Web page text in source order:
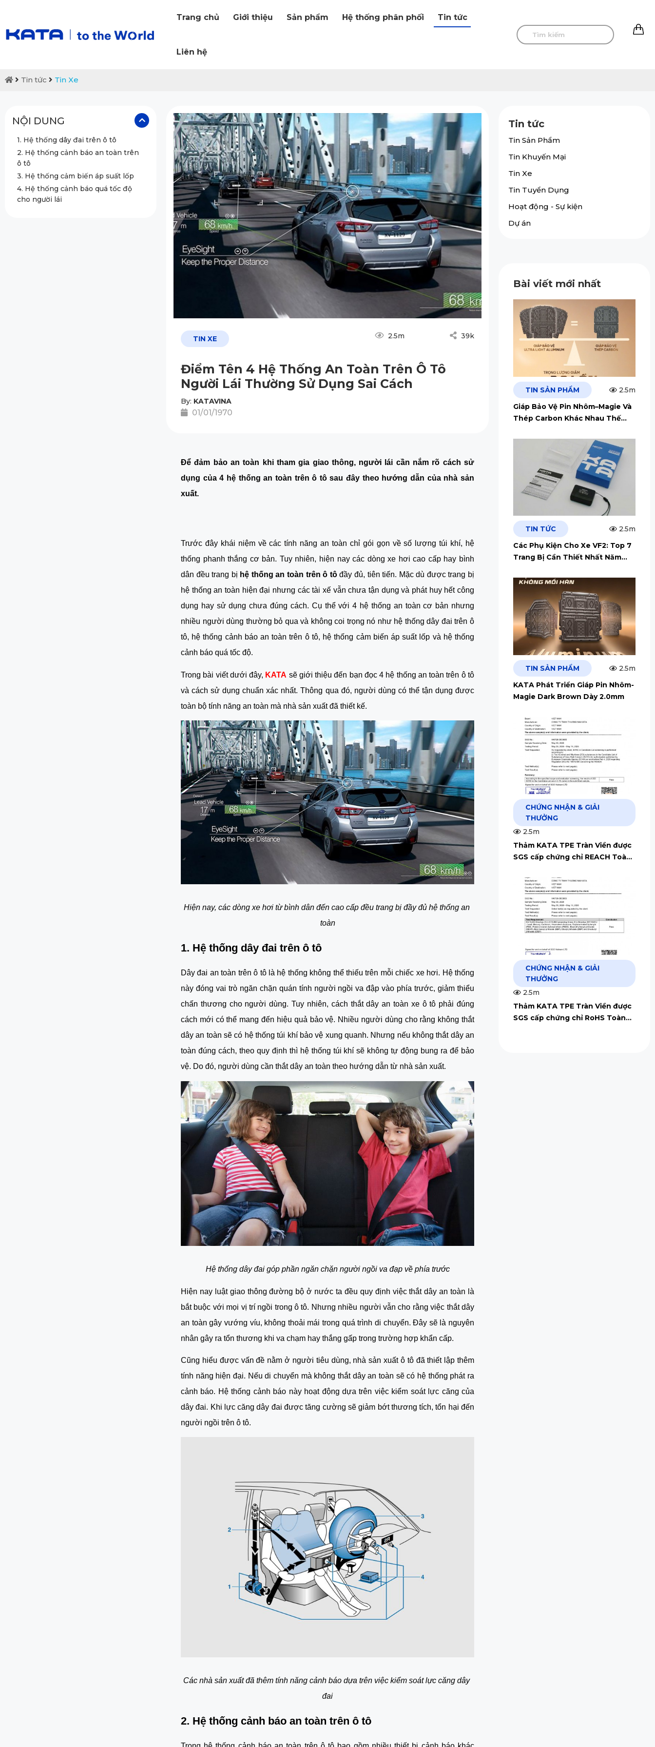
Trang chủ Giới thiệu Sản phẩm Hệ thống phân phối Tin tức
Liên hệ
Tin tức Tin Xe
NỘI DUNG
1. Hệ thống dây đai trên ô tô
2. Hệ thống cảnh báo an toàn trên
ô tô
3. Hệ thống cảm biến áp suất lốp
4. Hệ thống cảnh báo quá tốc độ
cho người lái
TIN XE 2.5m 39k
Điểm Tên 4 Hệ Thống An Toàn Trên Ô Tô
Người Lái Thường Sử Dụng Sai Cách
By: KATAVINA
01/01/1970
Để đảm bảo an toàn khi tham gia giao thông, người lái cần nắm rõ cách sử
dụng của 4 hệ thống an toàn trên ô tô sau đây theo hướng dẫn của nhà sản
xuất.
Trước đây khái niệm về các tính năng an toàn chỉ gói gọn về số lượng túi khí, hệ
thống phanh thắng cơ bản. Tuy nhiên, hiện nay các dòng xe hơi cao cấp hay bình
dân đều trang bị hệ thống an toàn trên ô tô đầy đủ, tiên tiến. Mặc dù được trang bị
hệ thống an toàn hiện đại nhưng các tài xế vẫn chưa tận dụng và phát huy hết công
dụng hay sử dụng chưa đúng cách. Cụ thể với 4 hệ thống an toàn cơ bản nhưng
nhiều người dùng thường bỏ qua và không coi trọng nó như hệ thống dây đai trên ô
tô, hệ thống cảnh báo an toàn trên ô tô, hệ thống cảm biến áp suất lốp và hệ thống
cảnh báo quá tốc độ.
Trong bài viết dưới đây, KATA sẽ giới thiệu đến bạn đọc 4 hệ thống an toàn trên ô tô
và cách sử dụng chuẩn xác nhất. Thông qua đó, người dùng có thể tận dụng được
toàn bộ tính năng an toàn mà nhà sản xuất đã thiết kế.
Hiện nay, các dòng xe hơi từ bình dân đến cao cấp đều trang bị đầy đủ hệ thống an
toàn
1. Hệ thống dây đai trên ô tô
Dây đai an toàn trên ô tô là hệ thống không thể thiếu trên mỗi chiếc xe hơi. Hệ thống
này đóng vai trò ngăn chặn quán tính người ngồi va đập vào phía trước, giảm thiểu
chấn thương cho người dùng. Tuy nhiên, cách thắt dây an toàn xe ô tô phải đúng
cách mới có thể mang đến hiệu quả bảo vệ. Nhiều người dùng cho rằng không thắt
dây an toàn sẽ có hệ thống túi khí bảo vệ xung quanh. Nhưng nếu không thắt dây an
toàn đúng cách, theo quy định thì hệ thống túi khí sẽ không tự động bung ra để bảo
vệ. Do đó, người dùng cần thắt dây an toàn theo hướng dẫn từ nhà sản xuất.
Hệ thống dây đai góp phần ngăn chặn người ngồi va đạp về phía trước
Hiện nay luật giao thông đường bộ ở nước ta đều quy định việc thắt dây an toàn là
bắt buộc với mọi vị trí ngồi trong ô tô. Nhưng nhiều người vẫn cho rằng việc thắt dây
an toàn gây vướng víu, không thoải mái trong quá trình di chuyển. Đây sẽ là nguyên
nhân gây ra tổn thương khi va chạm hay thắng gấp trong trường hợp khẩn cấp.
Cũng hiểu được vấn đề nằm ở người tiêu dùng, nhà sản xuất ô tô đã thiết lập thêm
tính năng hiện đại. Nếu di chuyển mà không thắt dây an toàn sẽ có hệ thống phát ra
cảnh báo. Hệ thống cảnh báo này hoạt động dựa trên việc kiểm soát lực căng của
dây đai. Khi lực căng dây đai được tăng cường sẽ giảm bớt thương tích, tổn hại đến
người ngồi trên ô tô.
Các nhà sản xuất đã thêm tính năng cảnh báo dựa trên việc kiểm soát lực căng dây
đai
2. Hệ thống cảnh báo an toàn trên ô tô
Tin tức
Tin Sản Phẩm
Tin Khuyến Mại
Tin Xe
Tin Tuyển Dụng
Hoạt động - Sự kiện
Dự án
Bài viết mới nhất
TIN SẢN PHẨM
2.5m
Giáp Bảo Vệ Pin Nhôm–Magie Và
Thép Carbon Khác Nhau Thế
TIN TỨC
2.5m
Các Phụ Kiện Cho Xe VF2: Top 7
Trang Bị Cần Thiết Nhất Năm
TIN SẢN PHẨM
2.5m
KATA Phát Triển Giáp Pin Nhôm-
Magie Dark Brown Dày 2.0mm
CHỨNG NHẬN & GIẢI
THƯỞNG
2.5m
Thảm KATA TPE Tràn Viền được
SGS cấp chứng chỉ REACH Toàn
CHỨNG NHẬN & GIẢI
THƯỞNG
2.5m
Thảm KATA TPE Tràn Viền được
SGS cấp chứng chỉ RoHS Toàn